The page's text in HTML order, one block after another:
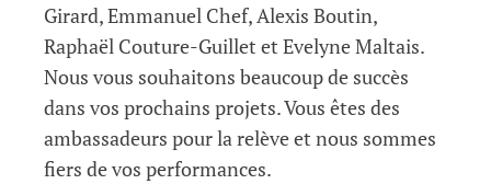
Girard, Emmanuel Chef, Alexis Boutin,
Raphaël Couture-Guillet et Evelyne Maltais.
Nous vous souhaitons beaucoup de succès
dans vos prochains projets. Vous êtes des
ambassadeurs pour la relève et nous sommes
fiers de vos performances.